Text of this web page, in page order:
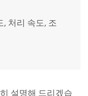
, 처리 속도, 조
설명해 드리겠습